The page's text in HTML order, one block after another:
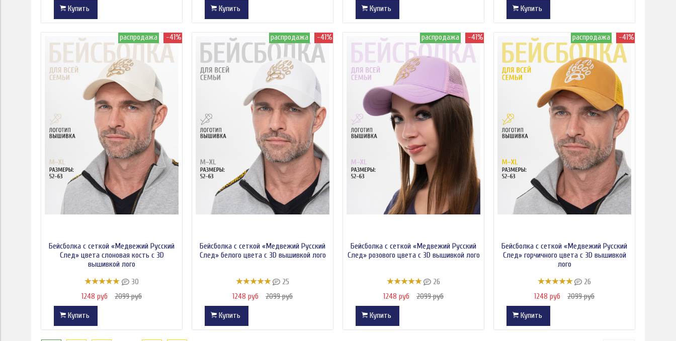
Купить Купить Купить Купить
распродажа -41%
Бейсболка с сеткой «Медвежий Русский
След» цвета слоновая кость с 3D
вышивкой лого
30
1248 руб
2099 руб
Купить
распродажа -41%
Бейсболка с сеткой «Медвежий Русский
След» белого цвета с 3D вышивкой лого
25
1248 руб
2099 руб
Купить
распродажа -41%
Бейсболка с сеткой «Медвежий Русский
След» розового цвета с 3D вышивкой лого
26
1248 руб
2099 руб
Купить
распродажа -41%
Бейсболка с сеткой «Медвежий Русский
След» горчичного цвета с 3D вышивкой
лого
26
1248 руб
2099 руб
Купить